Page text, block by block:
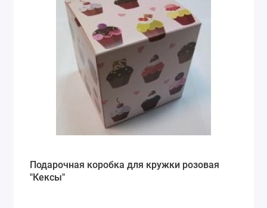
Подарочная коробка для кружки розовая
"Кексы"